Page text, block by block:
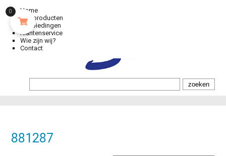
Home
Alle producten
Aanbiedingen
Klantenservice
Wie zijn wij?
Contact
881287
0